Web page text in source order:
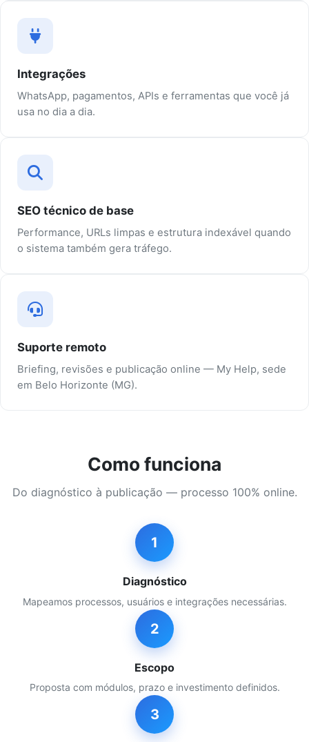
Integrações
WhatsApp, pagamentos, APIs e ferramentas que você já
usa no dia a dia.
SEO técnico de base
Performance, URLs limpas e estrutura indexável quando
o sistema também gera tráfego.
Suporte remoto
Briefing, revisões e publicação online — My Help, sede
em Belo Horizonte (MG).
Como funciona
Do diagnóstico à publicação — processo 100% online.
1
Diagnóstico
Mapeamos processos, usuários e integrações necessárias.
2
Escopo
Proposta com módulos, prazo e investimento definidos.
3